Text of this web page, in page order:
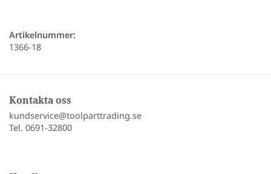
Artikelnummer:
1366-18
Kontakta oss
kundservice@toolparttrading.se
Tel. 0691-32800